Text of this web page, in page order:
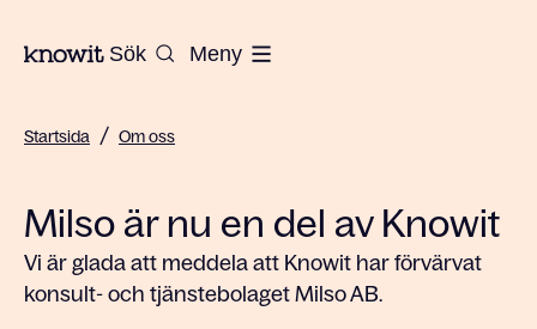
Till startsidan på Knowit
Sök Meny
Startsida / Om oss
Milso är nu en del av Knowit
Vi är glada att meddela att Knowit har förvärvat
konsult- och tjänstebolaget Milso AB.